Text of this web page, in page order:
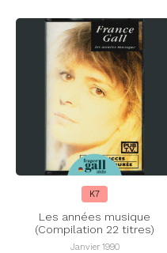
K7
Les années musique
(Compilation 22 titres)
Janvier 1990